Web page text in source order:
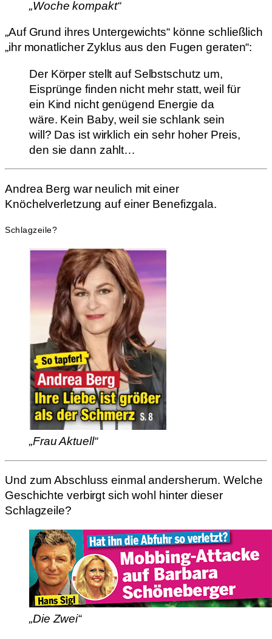
„Woche kompakt“
„Auf Grund ihres Untergewichts“ könne schließlich
„ihr monatlicher Zyklus aus den Fugen geraten“:
Der Körper stellt auf Selbstschutz um,
Eisprünge finden nicht mehr statt, weil für
ein Kind nicht genügend Energie da
wäre. Kein Baby, weil sie schlank sein
will? Das ist wirklich ein sehr hoher Preis,
den sie dann zahlt…
Andrea Berg war neulich mit einer
Knöchelverletzung auf einer Benefizgala.
Schlagzeile?
„Frau Aktuell“
Und zum Abschluss einmal andersherum. Welche
Geschichte verbirgt sich wohl hinter dieser
Schlagzeile?
„Die Zwei“